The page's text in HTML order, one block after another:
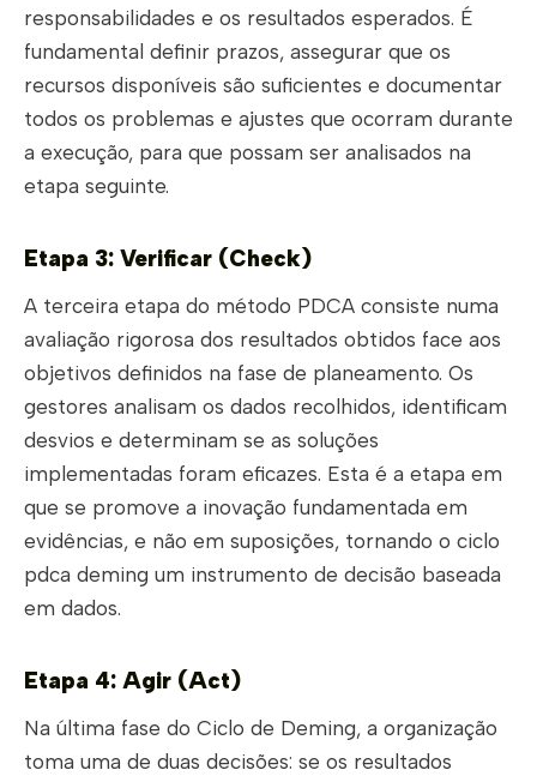
responsabilidades e os resultados esperados. É
fundamental definir prazos, assegurar que os
recursos disponíveis são suficientes e documentar
todos os problemas e ajustes que ocorram durante
a execução, para que possam ser analisados na
etapa seguinte.
Etapa 3: Verificar (Check)
A terceira etapa do método PDCA consiste numa
avaliação rigorosa dos resultados obtidos face aos
objetivos definidos na fase de planeamento. Os
gestores analisam os dados recolhidos, identificam
desvios e determinam se as soluções
implementadas foram eficazes. Esta é a etapa em
que se promove a inovação fundamentada em
evidências, e não em suposições, tornando o ciclo
pdca deming um instrumento de decisão baseada
em dados.
Etapa 4: Agir (Act)
Na última fase do Ciclo de Deming, a organização
toma uma de duas decisões: se os resultados